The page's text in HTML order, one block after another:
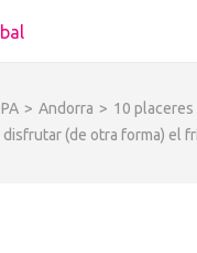
Un espacio donde
desde su música hasta
sabores
> Andorra > 10 placeres
disfrutar (de otra forma) el